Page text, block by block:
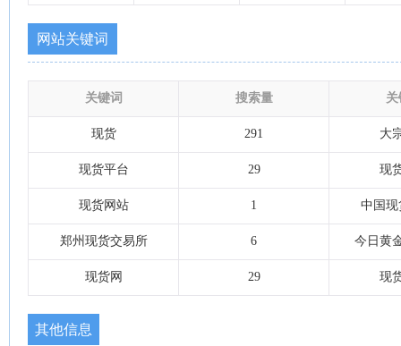
网站关键词
关键词 搜索量 关
现货 291 大
现货平台 29 现
现货网站 1 中国现
郑州现货交易所 6 今日黄
现货网 29 现
其他信息